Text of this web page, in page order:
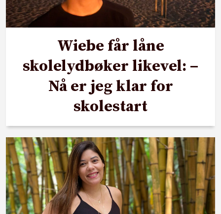
Wiebe får låne
skolelydbøker likevel: –
Nå er jeg klar for
skolestart